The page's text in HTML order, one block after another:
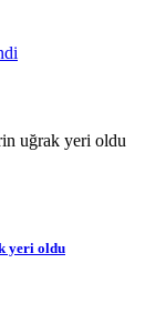
yeri oldu